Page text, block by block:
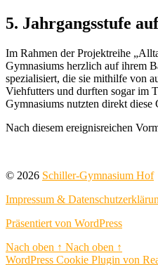
5. Jahrgangsstufe
Im Rahmen der Projektreihe
Gymnasiums herzlich auf ihrem
spezialisiert, die sie mithilfe von
Viehfutters und durften sogar im
Gymnasiums nutzten direkt diese
Nach diesem ereignisreichen
© 2026 Schiller-Gymnasium Hof
Impressum &
Präsentiert von WordPress
Nach oben ↑ Nach oben ↑
WordPress Cookie Plugin von